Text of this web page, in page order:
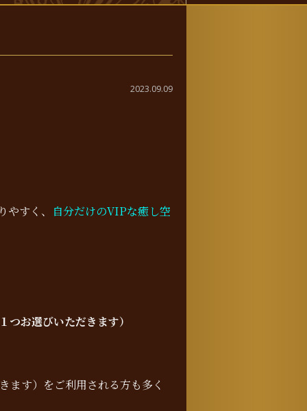
2023.09.09
すく、 自分だけのVIPな癒し空
つお選びいただきます）
ます）をご利用される方も多く